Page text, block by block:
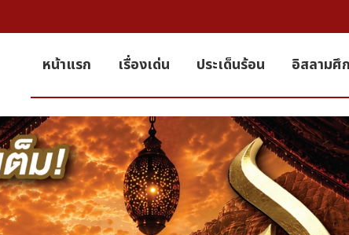
หน้าแรก เรื่องเด่น ประเด็นร้อน อิสลามศึ